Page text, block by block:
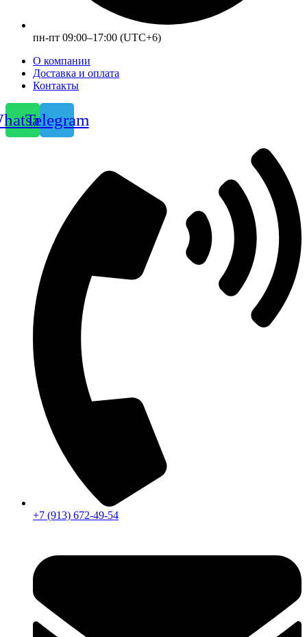
пн-пт 09:00–17:00 (UTC+6)
О компании
Доставка и оплата
Контакты
Telegram
+7 (913) 672-49-54